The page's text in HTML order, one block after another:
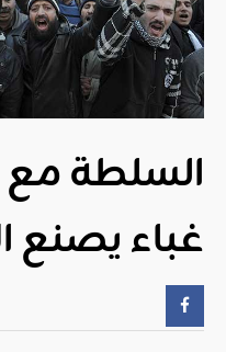
السلطة مع
غباء يصنع